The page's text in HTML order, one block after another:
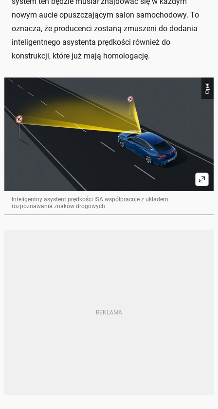
nowym aucie opuszczającym salon samochodowy. To
oznacza, że producenci zostaną zmuszeni do dodania
inteligentnego asystenta prędkości również do
konstrukcji, które już mają homologację.
Opel
Inteligentny asystent prędkości ISA współpracuje z układem
rozpoznawania znaków drogowych